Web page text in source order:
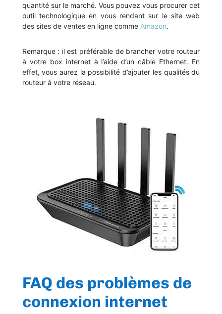
quantité sur le marché. Vous pouvez vous procurer cet
outil technologique en vous rendant sur le site web
des sites de ventes en ligne comme Amazon.
Remarque : il est préférable de brancher votre routeur
à votre box internet à l’aide d’un câble Ethernet. En
effet, vous aurez la possibilité d’ajouter les qualités du
routeur à votre réseau.
FAQ des problèmes de
connexion internet